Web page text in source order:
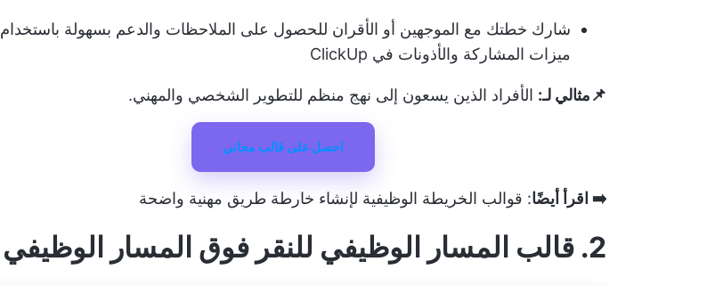
شارك خطتك مع الموجهين أو الأقران للحصول على الملاحظات والدعم بسهولة باستخدام
ميزات المشاركة والأذونات في ClickUp
📌مثالي لـ: الأفراد الذين يسعون إلى نهج منظم للتطوير الشخصي والمهني.
احصل على قالب مجاني
➡️ اقرأ أيضًا: قوالب الخريطة الوظيفية لإنشاء خارطة طريق مهنية واضحة
2. قالب المسار الوظيفي للنقر فوق المسار الوظيفي